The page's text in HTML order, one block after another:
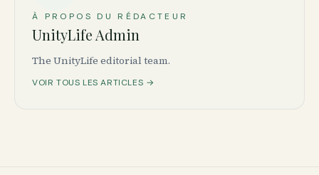
À PROPOS DU RÉDACTEUR
UnityLife Admin
The UnityLife editorial team.
VOIR TOUS LES ARTICLES →